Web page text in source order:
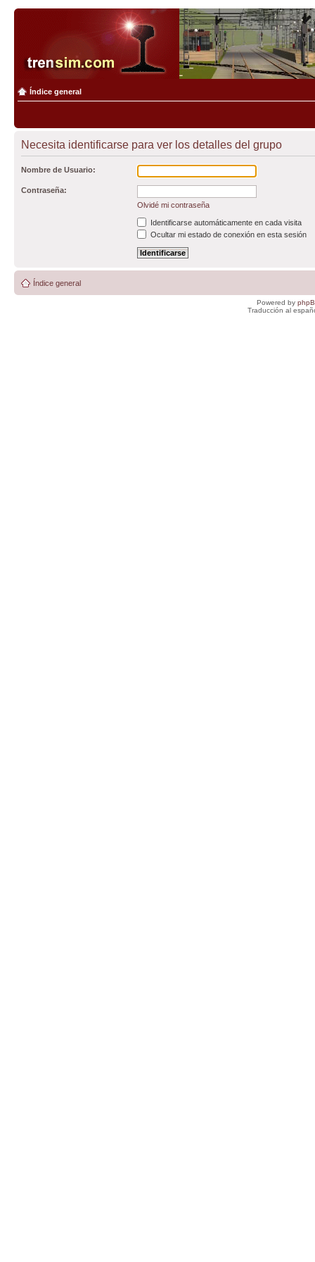
Índice general
Necesita identificarse para ver los detalles del grupo
Nombre de Usuario:
Contraseña:
Olvidé mi contraseña
Identificarse automáticamente en cada visita
Ocultar mi estado de conexión en esta sesión
Índice general
Powered by
Traducción al